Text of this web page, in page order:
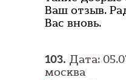
Ваш отзыв.
Вас вновь.
103. Дата:
москва